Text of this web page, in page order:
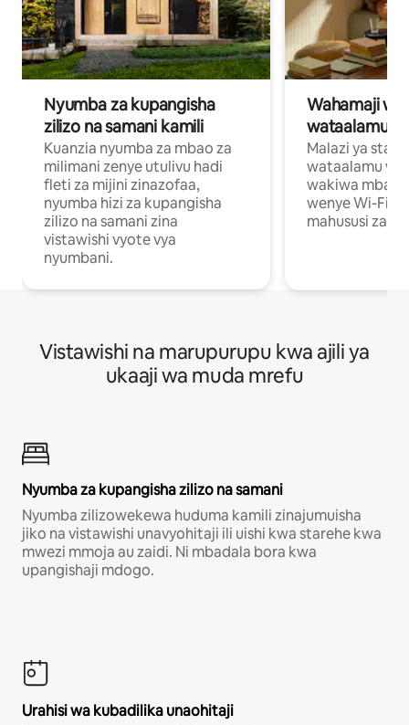
Nyumba za kupangisha
zilizo na samani kamili
Kuanzia nyumba za mbao za
milimani zenye utulivu hadi
fleti za mijini zinazofaa,
nyumba hizi za kupangisha
zilizo na samani zina
vistawishi vyote vya
nyumbani.
Wahamaji
wataalamu
Malazi ya
wataalamu
wakiwa mbali
wenye Wi-Fi
mahususi za
Vistawishi na marupurupu kwa ajili ya
ukaaji wa muda mrefu
Nyumba za kupangisha zilizo na samani
Nyumba zilizowekewa huduma kamili zinajumuisha
jiko na vistawishi unavyohitaji ili uishi kwa starehe kwa
mwezi mmoja au zaidi. Ni mbadala bora kwa
upangishaji mdogo.
Urahisi wa kubadilika unaohitaji